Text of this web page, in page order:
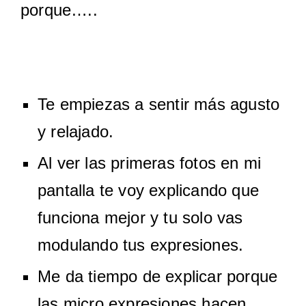
porque…..
Te empiezas a sentir más agusto
y relajado.
Al ver las primeras fotos en mi
pantalla te voy explicando que
funciona mejor y tu solo vas
modulando tus expresiones.
Me da tiempo de explicar porque